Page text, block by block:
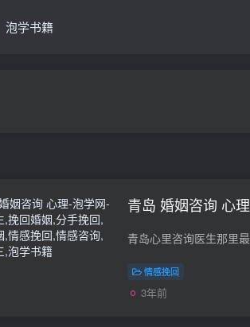
泡学书籍
青岛 婚姻咨询 心理
情感挽回
3年前